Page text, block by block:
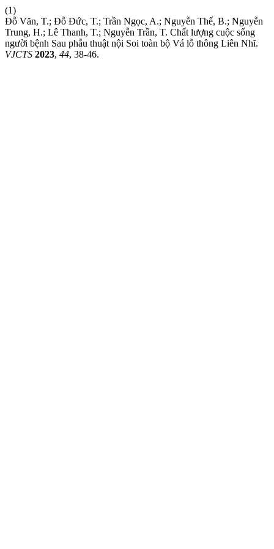
(1)
Đỗ Văn, T.; Đỗ Đức, T.; Trần Ngọc, A.; Nguyễn Thế, B.; Nguyễn
Trung, H.; Lê Thanh, T.; Nguyễn Trần, T. Chất lượng cuộc sống
người bệnh Sau phẫu thuật nội Soi toàn bộ Vá lỗ thông Liên Nhĩ.
VJCTS 2023, 44, 38-46.